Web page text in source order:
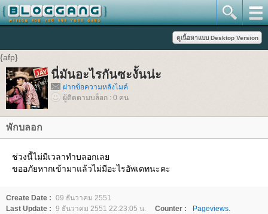
{afp}
นี่มันอะไรกันซะงั้นน่ะ
ฝากข้อความหลังไมค์
ผู้ติดตามบล็อก : 0 คน
พักบลอก
ช่วงนี้ไม่มีเวลาทำบลอกเลย
ขออภัยหากเข้ามาแล้วไม่มีอะไรอัพเดทนะคะ
Create Date : 09 ธันวาคม 2551
Last Update : 9 ธันวาคม 2551 22:23:05 น. Counter :
Pageviews.